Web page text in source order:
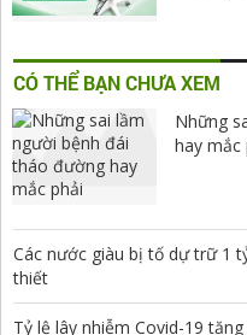
CÓ THỂ BẠN CHƯA XEM
Những
hay mắc
Các nước giàu bị tố dự trữ 1
thiết
Tỷ lệ lây nhiễm Covid-19